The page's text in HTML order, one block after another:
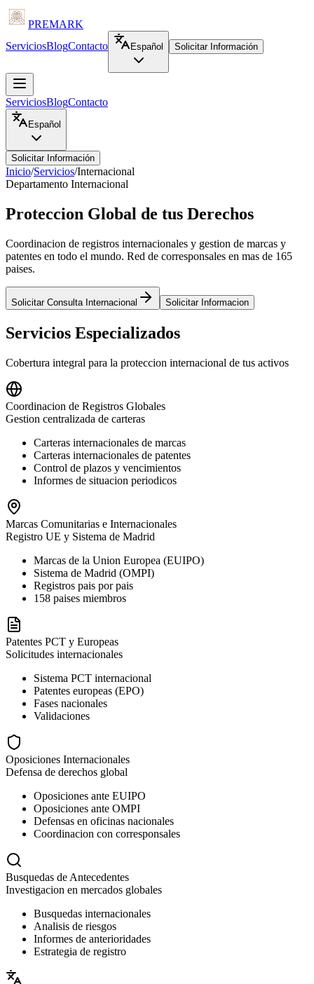
PREMARK
ServiciosBlogContacto Español Solicitar Información
ServiciosBlogContacto
Español
Solicitar Información
Inicio/Servicios/Internacional
Departamento Internacional
Proteccion Global de tus Derechos
Coordinacion de registros internacionales y gestion de marcas y
patentes en todo el mundo. Red de corresponsales en mas de 165
paises.
Solicitar Consulta Internacional Solicitar Informacion
Servicios Especializados
Cobertura integral para la proteccion internacional de tus activos
Coordinacion de Registros Globales
Gestion centralizada de carteras
Carteras internacionales de marcas
Carteras internacionales de patentes
Control de plazos y vencimientos
Informes de situacion periodicos
Marcas Comunitarias e Internacionales
Registro UE y Sistema de Madrid
Marcas de la Union Europea (EUIPO)
Sistema de Madrid (OMPI)
Registros pais por pais
158 paises miembros
Patentes PCT y Europeas
Solicitudes internacionales
Sistema PCT internacional
Patentes europeas (EPO)
Fases nacionales
Validaciones
Oposiciones Internacionales
Defensa de derechos global
Oposiciones ante EUIPO
Oposiciones ante OMPI
Defensas en oficinas nacionales
Coordinacion con corresponsales
Busquedas de Antecedentes
Investigacion en mercados globales
Busquedas internacionales
Analisis de riesgos
Informes de anterioridades
Estrategia de registro